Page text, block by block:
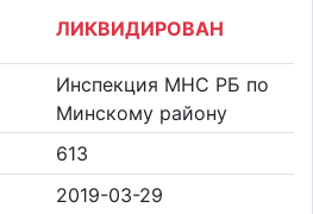
ЛИКВИДИРОВАН
Инспекция МНС РБ по
Минскому району
613
2019-03-29